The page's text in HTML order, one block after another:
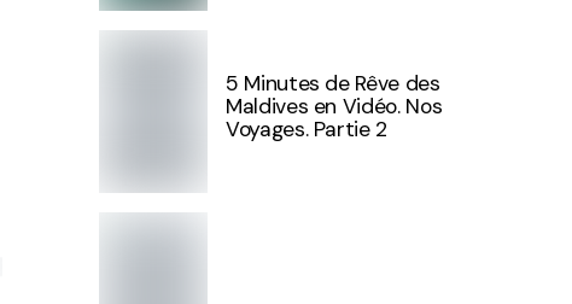
5 Minutes de Rêve des
Maldives en Vidéo. Nos
Voyages. Partie 2